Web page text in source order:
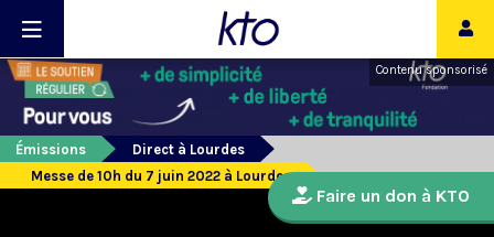
Contenu sponsorisé
Émissions
Direct à Lourdes
Messe de 10h du 7 juin 2022 à Lourdes
Faire un don à KTO